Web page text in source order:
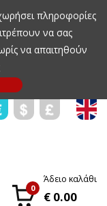
πληροφορίες
να σας
να απαιτηθούν
0
Άδειο καλάθι
€ 0.00